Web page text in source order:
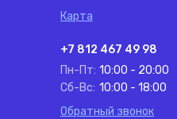
Карта
+7 812 467 49 98
Пн-Пт: 10:00 - 20:00
Сб-Вс: 10:00 - 18:00
Обратный звонок